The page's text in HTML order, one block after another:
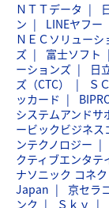
ＮＴＴデータ
ン
LINEヤフー
ＮＥＣソリューシ
ズ
富士ソフト
ーションズ
日
ズ（CTC）
Ｓ
ッカード
システムアンドサ
ービックビジネス
ンテクノロジー
クティブエンタテ
ナソニック コネク
Japan
京セラ
ンク
Ｓｋｙ